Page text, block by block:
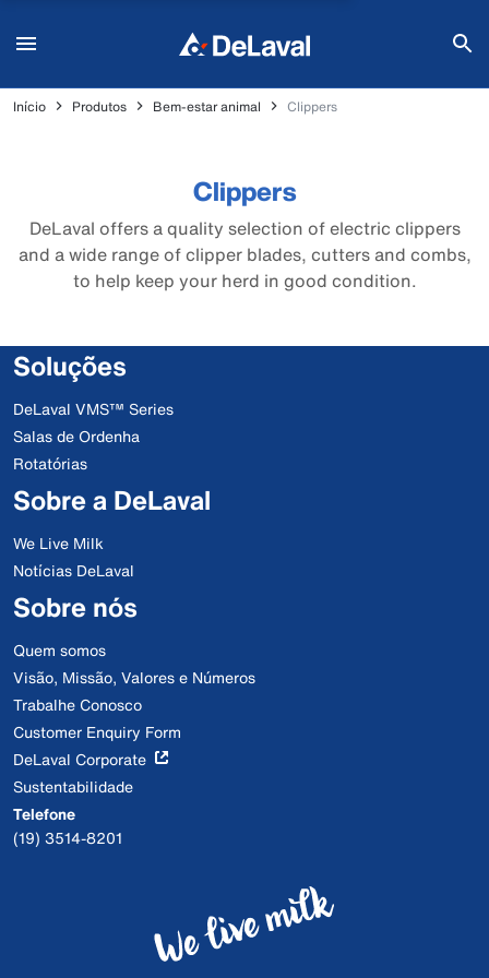
Início Produtos Bem-estar animal Clippers
Clippers
DeLaval offers a quality selection of electric clippers
and a wide range of clipper blades, cutters and combs,
to help keep your herd in good condition.
Soluções
DeLaval VMS™ Series
Salas de Ordenha
Rotatórias
Sobre a DeLaval
We Live Milk
Notícias DeLaval
Sobre nós
Quem somos
Visão, Missão, Valores e Números
Trabalhe Conosco
Customer Enquiry Form
DeLaval Corporate
Sustentabilidade
Telefone
(19) 3514-8201